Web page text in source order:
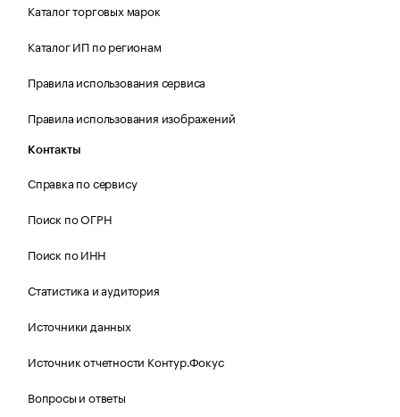
Каталог торговых марок
Каталог ИП по регионам
Правила использования сервиса
Правила использования изображений
Контакты
Справка по сервису
Поиск по ОГРН
Поиск по ИНН
Статистика и аудитория
Источники данных
Источник отчетности Контур.Фокус
Вопросы и ответы